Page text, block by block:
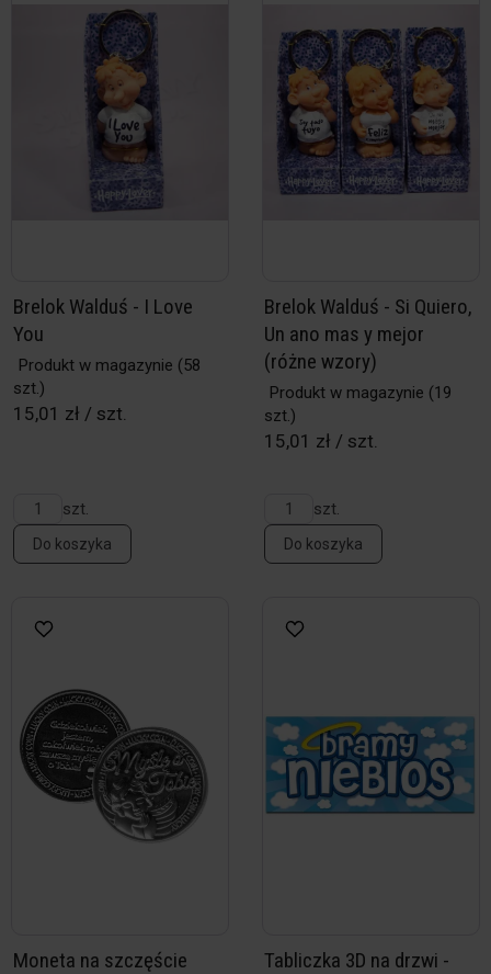
Brelok Walduś - I Love
You
Produkt w magazynie (58
szt.)
15,01 zł / szt.
szt.
Do koszyka
Brelok Walduś - Si Quiero,
Un ano mas y mejor
(różne wzory)
Produkt w magazynie (19
szt.)
15,01 zł / szt.
szt.
Do koszyka
Moneta na szczęście
Tabliczka 3D na drzwi -